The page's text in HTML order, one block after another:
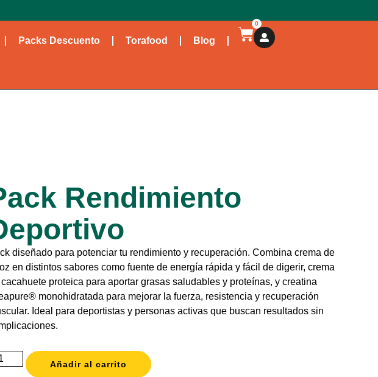
Packs Descuento Torafood Blog
0
Rendimiento
diseñado para potenciar tu rendimiento y recuperación. Combina crema de
en distintos sabores como fuente de energía rápida y fácil de digerir, crema
proteica para aportar grasas saludables y proteínas, y creatina
monohidratada para mejorar la fuerza, resistencia y recuperación
Ideal para deportistas y personas activas que buscan resultados sin
Añadir al carrito